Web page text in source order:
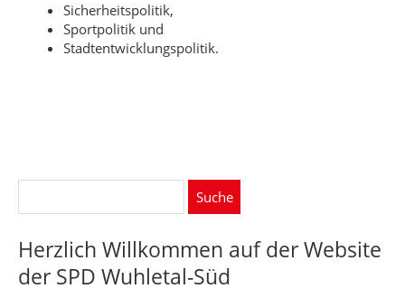
Sicherheitspolitik,
Sportpolitik und
Stadtentwicklungspolitik.
Herzlich Willkommen auf der Website
der SPD Wuhletal-Süd